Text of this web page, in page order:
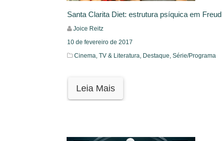
Santa Clarita Diet: estrutura psíquica em Freud
Joice Reitz
10 de fevereiro de 2017
Cinema, TV & Literatura, Destaque, Série/Programa
Leia Mais